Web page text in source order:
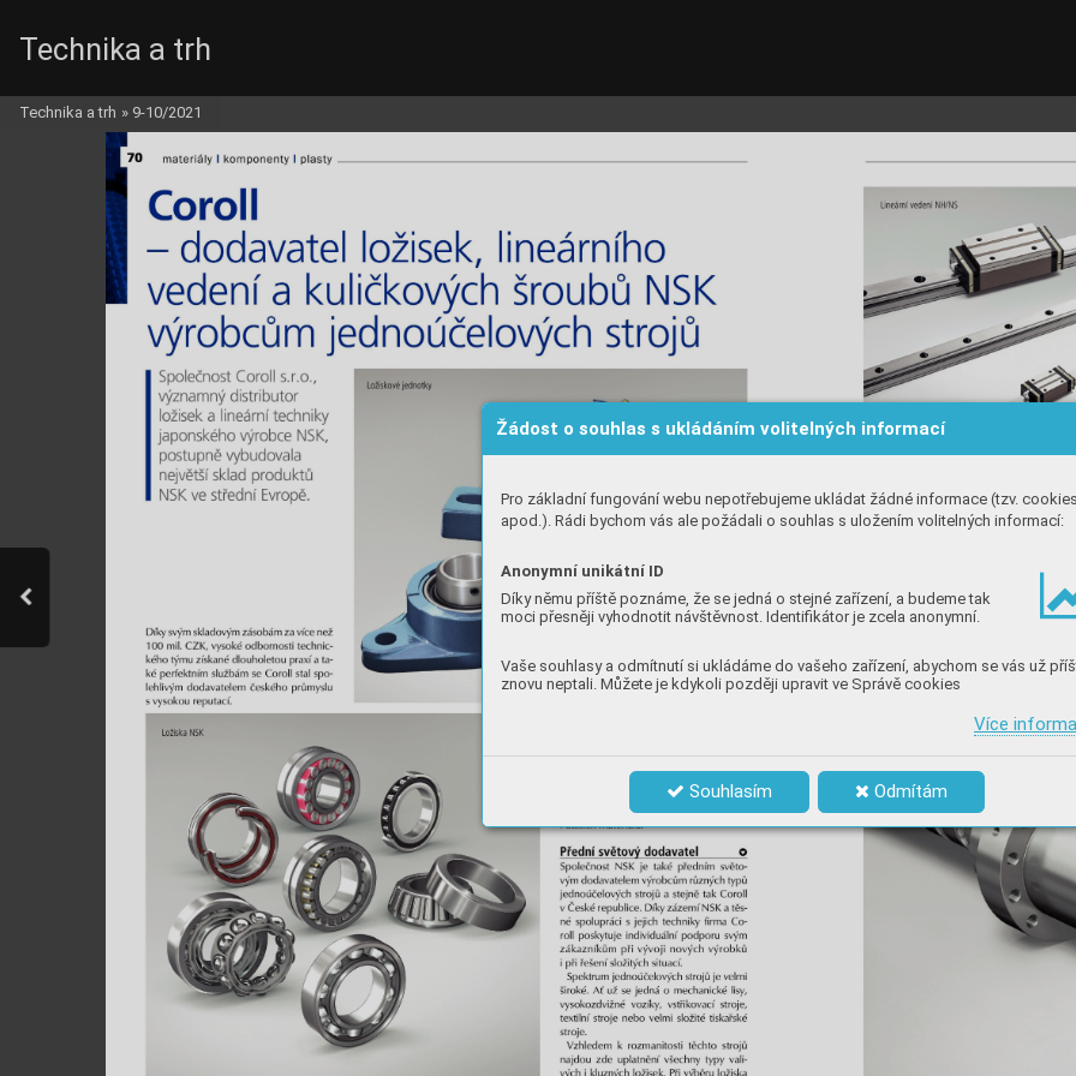
Žádost o souhlas s ukládáním volitelných informací
Pro základní fungování webu nepotřebujeme ukládat žádné informace (tzv.
apod.). Rádi bychom vás ale požádali o souhlas s uložením volitelných informací:
Anonymní unikátní ID
Díky němu příště poznáme, že se jedná o stejné zařízení, a budeme tak
moci přesněji vyhodnotit návštěvnost. Identifikátor je zcela anonymní.
Vaše souhlasy a odmítnutí si ukládáme do vašeho zařízení, abychom se vás už
znovu neptali. Můžete je kdykoli později upravit ve Správě cookies
Více
Souhlasím Odmítám
Technika a trh
Technika a trh » 9-10/2021